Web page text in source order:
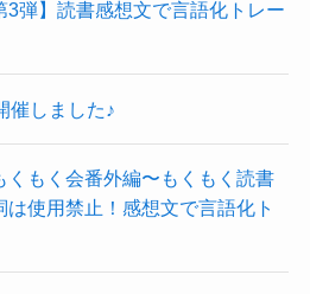
3弾】読書感想文で言語化トレー
催しました♪
くもく会番外編〜もくもく読書
使用禁止！感想文で言語化ト